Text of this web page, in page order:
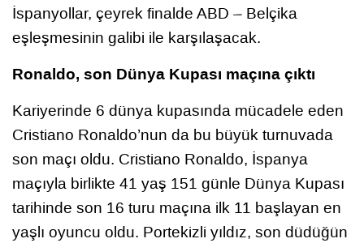
İspanyollar, çeyrek finalde ABD – Belçika
eşleşmesinin galibi ile karşılaşacak.
Ronaldo, son Dünya Kupası maçına çıktı
Kariyerinde 6 dünya kupasında mücadele eden
Cristiano Ronaldo’nun da bu büyük turnuvada
son maçı oldu. Cristiano Ronaldo, İspanya
maçıyla birlikte 41 yaş 151 günle Dünya Kupası
tarihinde son 16 turu maçına ilk 11 başlayan en
yaşlı oyuncu oldu. Portekizli yıldız, son düdüğün